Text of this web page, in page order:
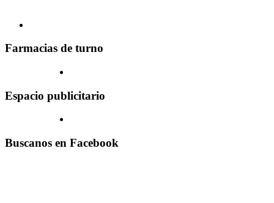
Farmacias de turno
Espacio publicitario
Buscanos en Facebook